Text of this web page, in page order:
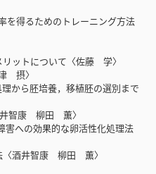
得るためのトレーニング方法
ットについて〈佐藤 学〉
摂〉
ら胚培養，移植胚の選別まで
智康 柳田 薫〉
への効果的な卵活性化処理法
酒井智康 柳田 薫〉